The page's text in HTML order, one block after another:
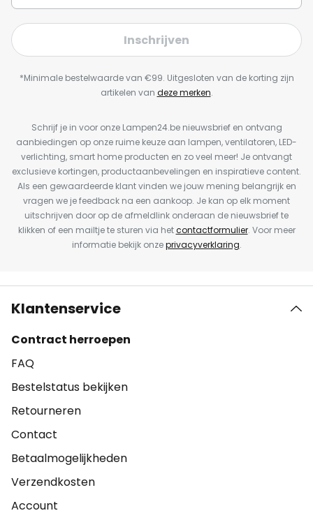
Inschrijven
*Minimale bestelwaarde van €99. Uitgesloten van de korting zijn
artikelen van deze merken.
Schrijf je in voor onze Lampen24.be nieuwsbrief en ontvang
aanbiedingen op onze ruime keuze aan lampen, ventilatoren, LED-
verlichting, smart home producten en zo veel meer! Je ontvangt
exclusieve kortingen, productaanbevelingen en inspiratieve content.
Als een gewaardeerde klant vinden we jouw mening belangrijk en
vragen we je feedback na een aankoop. Je kan op elk moment
uitschrijven door op de afmeldlink onderaan de nieuwsbrief te
klikken of een mailtje te sturen via hetcontactformulier. Voor meer
informatie bekijk onzeprivacyverklaring.
Klantenservice
Contract herroepen
FAQ
Bestelstatus bekijken
Retourneren
Contact
Betaalmogelijkheden
Verzendkosten
Account